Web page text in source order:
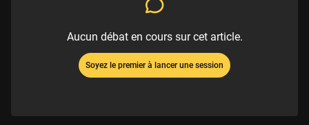
Aucun débat en cours sur cet article.
Soyez le premier à lancer une session